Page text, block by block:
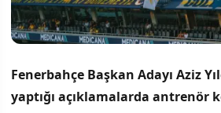
Fenerbahçe Başkan Adayı Aziz
yaptığı açıklamalarda antrenör